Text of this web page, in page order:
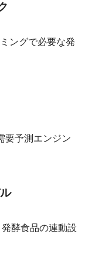
ングで必要な発
要予測エンジン
酵食品の連動設